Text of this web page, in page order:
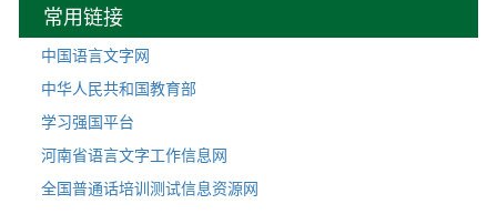
常用链接
中国语言文字网
中华人民共和国教育部
学习强国平台
河南省语言文字工作信息网
全国普通话培训测试信息资源网